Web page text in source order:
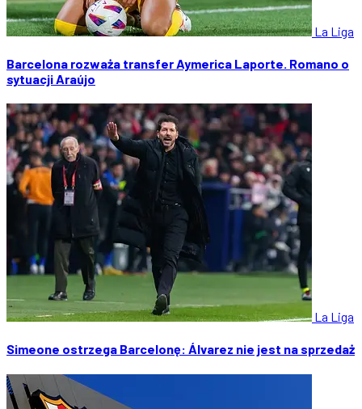
La Liga
Barcelona rozważa transfer Aymerica Laporte. Romano o
sytuacji Araújo
La Liga
Simeone ostrzega Barcelonę: Álvarez nie jest na sprzedaż